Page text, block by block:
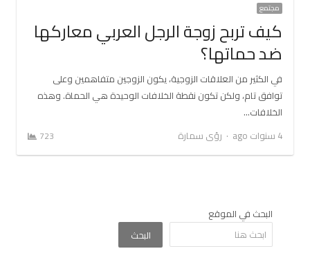
مجتمع
كيف تربح زوجة الرجل العربي معاركها
ضد حماتها؟
في الكثير من العلاقات الزوجية، يكون الزوجين متفاهمين وعلى
توافق تام، ولكن تكون نقطة الخلافات الوحيدة هي الحماة. وهذه
الخلافات…
4 سنوات ago
Author
رؤى سمارة 723
البحث في الموقع
البحث